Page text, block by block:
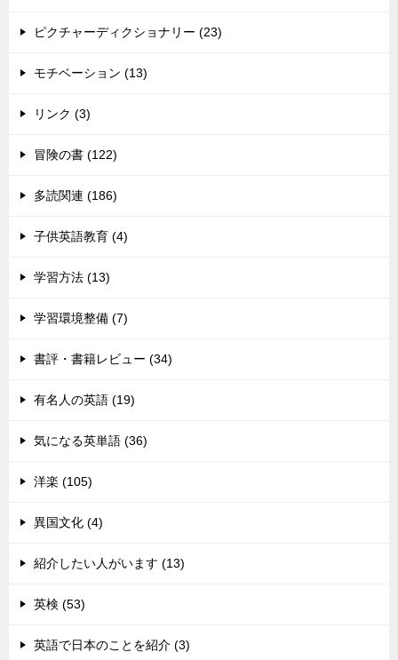
ピクチャーディクショナリー (23)
モチベーション (13)
リンク (3)
冒険の書 (122)
多読関連 (186)
子供英語教育 (4)
学習方法 (13)
学習環境整備 (7)
書評・書籍レビュー (34)
有名人の英語 (19)
気になる英単語 (36)
洋楽 (105)
異国文化 (4)
紹介したい人がいます (13)
英検 (53)
英語で日本のことを紹介 (3)